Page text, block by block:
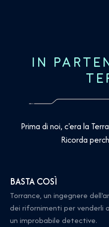
IN
Prima di noi, c'era la
Ricorda
BASTA COSÌ
Torrance, un ingegnere
dei rifornimenti per venderli
un improbabile detective.